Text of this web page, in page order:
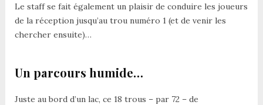
Le staff se fait également un plaisir de conduire les joueurs
de la réception jusqu’au trou numéro 1 (et de venir les
chercher ensuite)…
Un parcours humide…
Juste au bord d’un lac, ce 18 trous – par 72 – de